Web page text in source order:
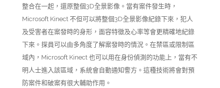
整合在一起，還原整個3D全景影像。當有案件發生時，
Microsoft Kinect 不但可以將整個3D全景影像紀錄下來，犯人
及受害者在案發時的身形，面容特徵及心率等會更精確地紀錄
下來。探員可以由多角度了解案發時的情況。在禁區或限制區
域內，Microsoft Kinect 也可以用在身份偵測的功能上，當有不
明人士進入該區域，系統會自動通知警方。這種技術將會對預
防案件和破案有很大輔助作用。